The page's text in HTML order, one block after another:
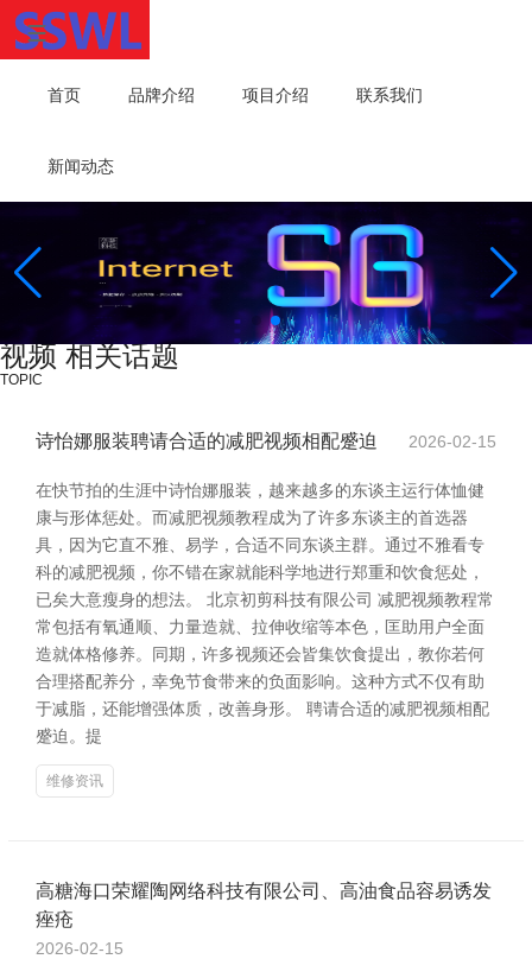
首页 品牌介绍 项目介绍 联系我们
新闻动态
视频 相关话题
TOPIC
诗怡娜服装聘请合适的减肥视频相配蹙迫 2026-02-15
在快节拍的生涯中诗怡娜服装，越来越多的东谈主运行体恤健
康与形体惩处。而减肥视频教程成为了许多东谈主的首选器
具，因为它直不雅、易学，合适不同东谈主群。通过不雅看专
科的减肥视频，你不错在家就能科学地进行郑重和饮食惩处，
已矣大意瘦身的想法。 北京初剪科技有限公司 减肥视频教程常
常包括有氧通顺、力量造就、拉伸收缩等本色，匡助用户全面
造就体格修养。同期，许多视频还会皆集饮食提出，教你若何
合理搭配养分，幸免节食带来的负面影响。这种方式不仅有助
于减脂，还能增强体质，改善身形。 聘请合适的减肥视频相配
蹙迫。提
维修资讯
高糖海口荣耀陶网络科技有限公司、高油食品容易诱发
痤疮
2026-02-15